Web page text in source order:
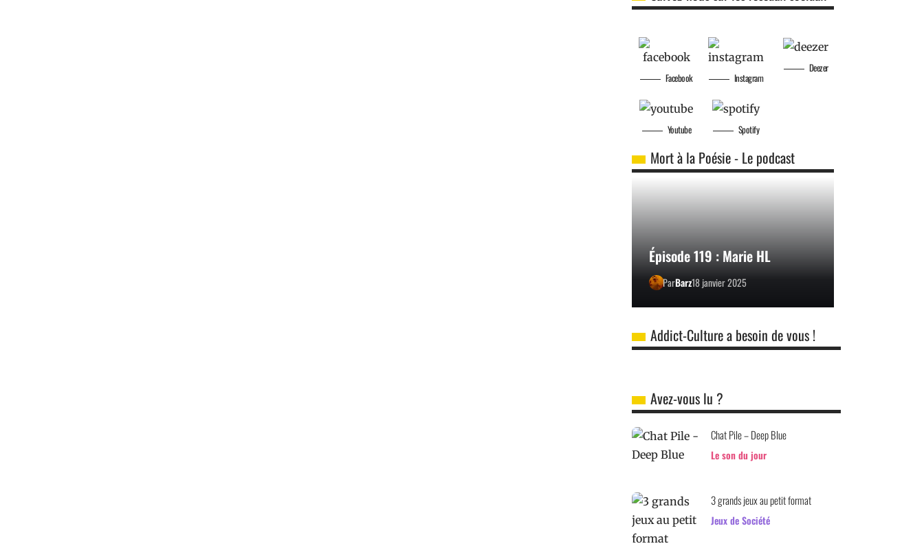
Facebook
Youtube
Instagram
Spotify
Deezer
Mort à la Poésie - Le podcast
Épisode 119 : Marie HL
ParBarz18 janvier 2025
Addict-Culture a besoin de vous !
Avez-vous lu ?
Chat Pile – Deep Blue
Le son du jour
3 grands jeux au petit format
Jeux de Société